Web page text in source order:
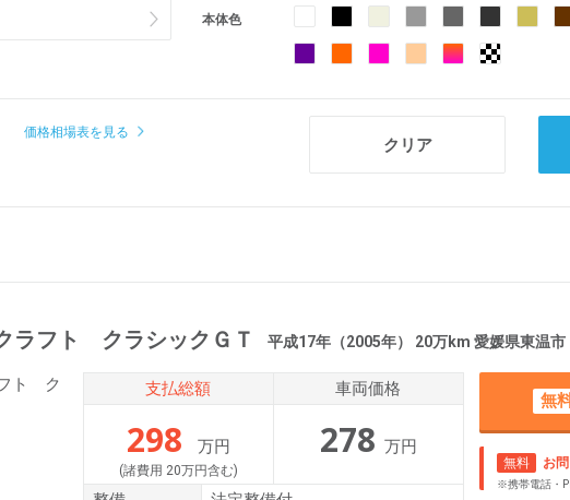
本体色
価格相場表を見る
ラフト クラシックＧＴ 平成17年（2005年） 20万km 愛媛県東温市
支払総額
298 万円
(諸費用 20万円含む)
車両価格
278 万円
無
無料 お
※携帯電話・